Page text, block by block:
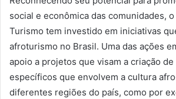
social e econômica das comunidades,
Turismo tem investido em iniciativas
afroturismo no Brasil. Uma das ações
apoio a projetos que visam a criação
específicos que envolvem a cultura
diferentes regiões do país, como por